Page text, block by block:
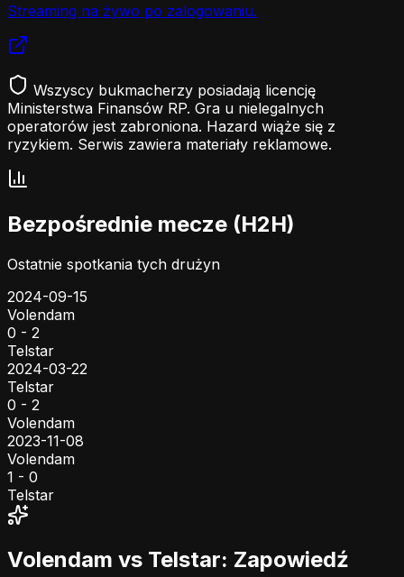
Streaming na żywo po zalogowaniu.
Wszyscy bukmacherzy posiadają licencję
Ministerstwa Finansów RP. Gra u nielegalnych
operatorów jest zabroniona. Hazard wiąże się z
ryzykiem. Serwis zawiera materiały reklamowe.
Bezpośrednie mecze (H2H)
Ostatnie spotkania tych drużyn
2024-09-15
Volendam
0 - 2
Telstar
2024-03-22
Telstar
0 - 2
Volendam
2023-11-08
Volendam
1 - 0
Telstar
Volendam vs Telstar: Zapowiedź